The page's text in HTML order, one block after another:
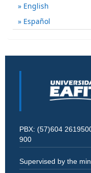
English
Español
PBX: (57)604
900
Supervised by the